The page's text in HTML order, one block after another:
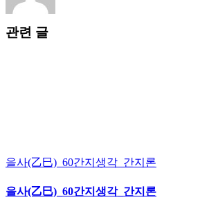
관련 글
을사(乙巳)_60간지생각_간지론
을사(乙巳)_60간지생각_간지론